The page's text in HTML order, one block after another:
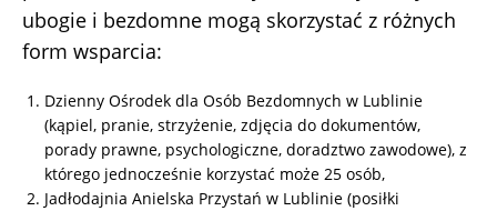
ubogie i bezdomne mogą skorzystać z różnych
form wsparcia:
Dzienny Ośrodek dla Osób Bezdomnych w Lublinie
(kąpiel, pranie, strzyżenie, zdjęcia do dokumentów,
porady prawne, psychologiczne, doradztwo zawodowe), z
którego jednocześnie korzystać może 25 osób,
Jadłodajnia Anielska Przystań w Lublinie (posiłki